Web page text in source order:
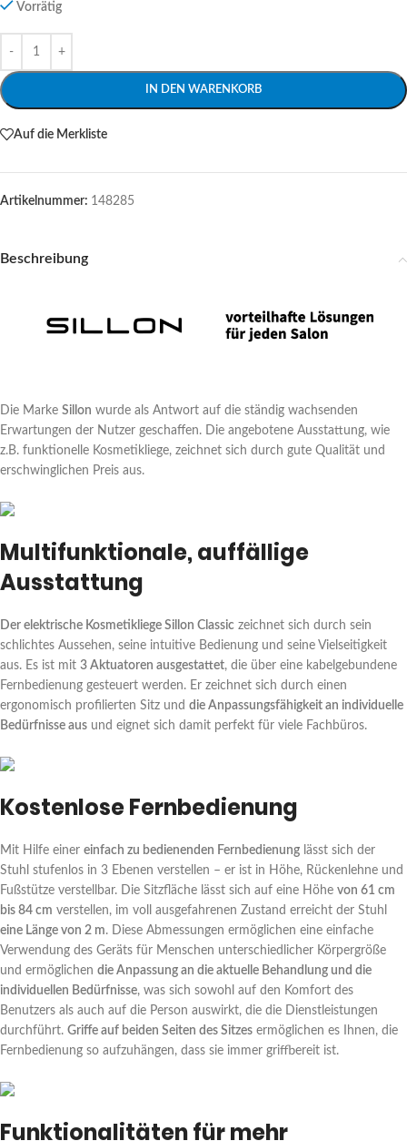
Vorrätig
IN DEN WARENKORB
Alternative:
Auf die Merkliste
Artikelnummer: 148285
Beschreibung
Die Marke Sillon wurde als Antwort auf die ständig wachsenden
Erwartungen der Nutzer geschaffen. Die angebotene Ausstattung, wie
z.B. funktionelle Kosmetikliege, zeichnet sich durch gute Qualität und
erschwinglichen Preis aus.
Multifunktionale, auffällige
Ausstattung
Der elektrische Kosmetikliege Sillon Classic zeichnet sich durch sein
schlichtes Aussehen, seine intuitive Bedienung und seine Vielseitigkeit
aus. Es ist mit 3 Aktuatoren ausgestattet, die über eine kabelgebundene
Fernbedienung gesteuert werden. Er zeichnet sich durch einen
ergonomisch profilierten Sitz und die Anpassungsfähigkeit an individuelle
Bedürfnisse aus und eignet sich damit perfekt für viele Fachbüros.
Kostenlose Fernbedienung
Mit Hilfe einer einfach zu bedienenden Fernbedienung lässt sich der
Stuhl stufenlos in 3 Ebenen verstellen – er ist in Höhe, Rückenlehne und
Fußstütze verstellbar. Die Sitzfläche lässt sich auf eine Höhe von 61 cm
bis 84 cm verstellen, im voll ausgefahrenen Zustand erreicht der Stuhl
eine Länge von 2 m. Diese Abmessungen ermöglichen eine einfache
Verwendung des Geräts für Menschen unterschiedlicher Körpergröße
und ermöglichen die Anpassung an die aktuelle Behandlung und die
individuellen Bedürfnisse, was sich sowohl auf den Komfort des
Benutzers als auch auf die Person auswirkt, die die Dienstleistungen
durchführt. Griffe auf beiden Seiten des Sitzes ermöglichen es Ihnen, die
Fernbedienung so aufzuhängen, dass sie immer griffbereit ist.
Funktionalitäten für mehr